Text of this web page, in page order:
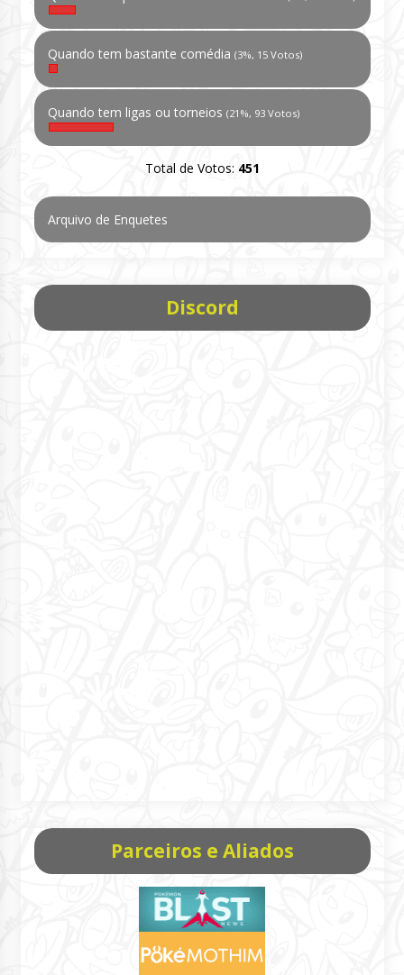
Quando tem bastante comédia (3%, 15 Votos)
Quando tem ligas ou torneios (21%, 93 Votos)
Total de Votos: 451
Arquivo de Enquetes
Discord
Parceiros e Aliados